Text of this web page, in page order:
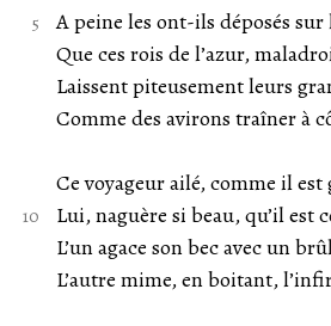
A peine les ont-ils déposés sur
Que ces rois de l’azur,
Laissent piteusement leurs
Comme des avirons traîner à
Ce voyageur ailé, comme il est
Lui, naguère si beau, qu’il est
L’un agace son bec avec un
L’autre mime, en boitant,